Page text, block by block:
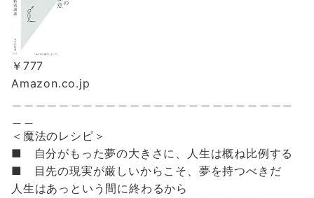
￥777
Amazon.co.jp
＜魔法のレシピ＞
■ 自分がもった夢の大きさに、人生は概ね比例する
■ 目先の現実が厳しいからこそ、夢を持つべきだ
人生はあっという間に終わるから